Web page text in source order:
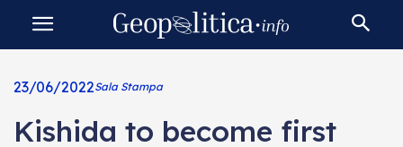
23/06/2022Sala Stampa
Kishida to become first